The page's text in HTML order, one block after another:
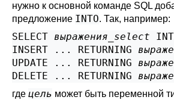
нужно к основной команде SQL
предложение INTO. Так, например:
SELECT выражения_select
INSERT ... RETURNING
UPDATE ... RETURNING
DELETE ... RETURNING
где цель может быть переменной